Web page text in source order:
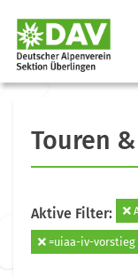
Touren
Aktive Filter:
=uiaa-iv-vorstieg